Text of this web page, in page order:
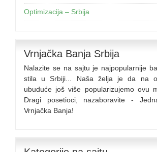
Optimizacija – Srbija
Vrnjačka Banja Srbija
Nalazite se na sajtu je najpopularnije
stila u Srbiji... Naša želja je da na
ubuduće još više popularizujemo ovu
Dragi posetioci, nazaboravite -
Vrnjačka Banja!